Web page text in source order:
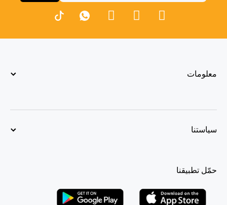
معلومات
سياستنا
حمّل تطبيقنا